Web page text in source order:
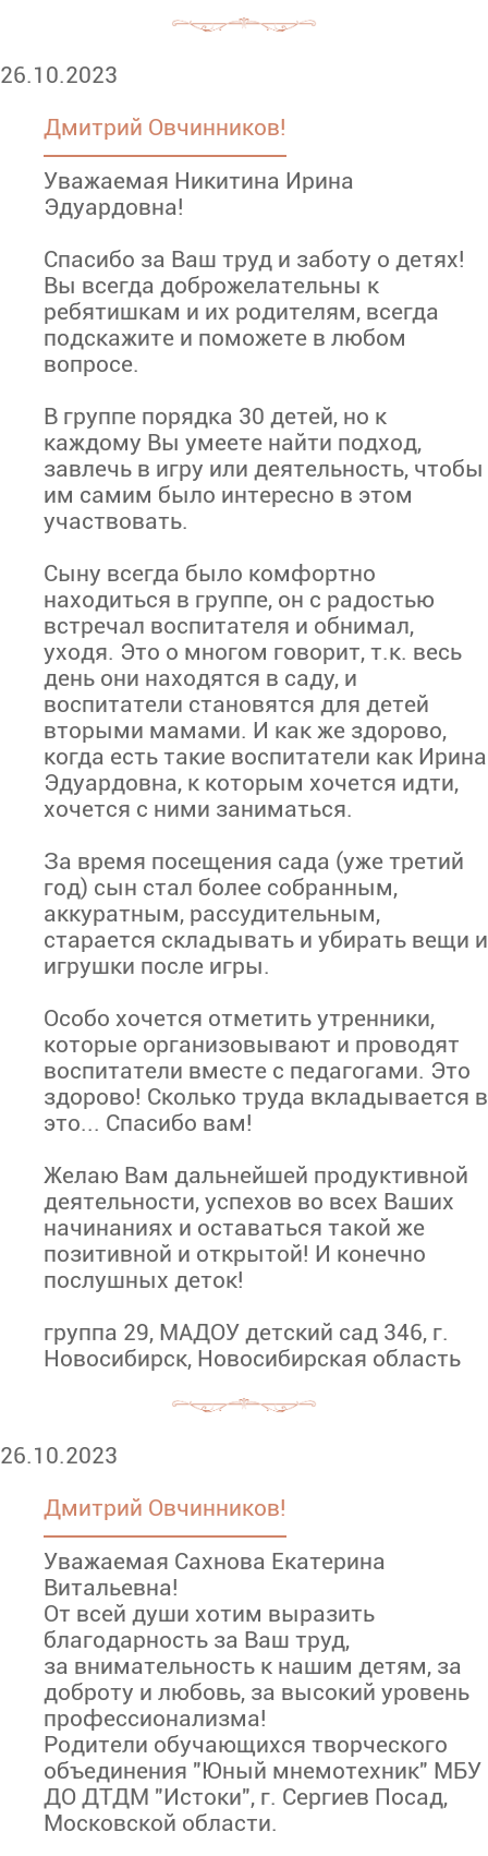
26.10.2023
Дмитрий Овчинников!
Уважаемая Никитина Ирина
Эдуардовна!
Спасибо за Ваш труд и заботу о детях!
Вы всегда доброжелательны к
ребятишкам и их родителям, всегда
подскажите и поможете в любом
вопросе.
В группе порядка 30 детей, но к
каждому Вы умеете найти подход,
завлечь в игру или деятельность, чтобы
им самим было интересно в этом
участвовать.
Сыну всегда было комфортно
находиться в группе, он с радостью
встречал воспитателя и обнимал,
уходя. Это о многом говорит, т.к. весь
день они находятся в саду, и
воспитатели становятся для детей
вторыми мамами. И как же здорово,
когда есть такие воспитатели как Ирина
Эдуардовна, к которым хочется идти,
хочется с ними заниматься.
За время посещения сада (уже третий
год)​ сын стал более собранным,
аккуратным, рассудительным,
старается складывать и убирать вещи и
игрушки после игры.
Особо хочется отметить утренники,
которые организовывают и проводят
воспитатели вместе с педагогами. Это
здорово! Сколько труда вкладывается в
это... Спасибо вам!
Желаю Вам дальнейшей продуктивной
деятельности, успехов во всех Ваших
начинаниях и оставаться такой же
позитивной и открытой! И конечно
послушных деток!
группа 29, МАДОУ детский сад 346, г.
Новосибирск, Новосибирская область
26.10.2023
Дмитрий Овчинников!
Уважаемая Сахнова Екатерина
Витальевна!
От всей души хотим выразить
благодарность за Ваш труд,
за внимательность к нашим детям, за
доброту и любовь, за высокий уровень
профессионализма!
Родители обучающихся творческого
объединения "Юный мнемотехник" МБУ
ДО ДТДМ "Истоки", г. Сергиев Посад,
Московской области.